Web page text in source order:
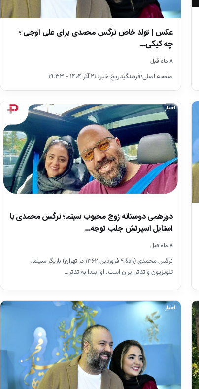
عکس | تولد خاص نرگس محمدی برای علی اوجی ؛
چه کیکی…
۸ ماه قبل
صفحه اصلی•فرهنگیتاریخ خبر: ۲۱ آذر ۱۴۰۴ - ۱۹:۳۳
اخبار
دورهمی دوستانه زوج محبوب سینما؛ نرگس محمدی با
استایل اسپرتش جلب توجه…
۸ ماه قبل
نرگس محمدی (زادهٔ ۹ فروردین ۱۳۶۲ در تهران) بازیگر سینما،
تلویزیون و تئاتر ایران است. او ابتدا به تئاتر…
اخبار